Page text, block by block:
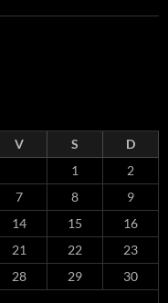
V S
D
1
2
7 8
9
14 15
16
21 22
23
28 29
30